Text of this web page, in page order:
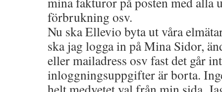
förbrukning osv.
Nu ska Ellevio byta ut våra
ska jag logga in på Mina Sidor,
eller mailadress osv fast det går
inloggningsuppgifter är borta.